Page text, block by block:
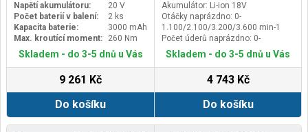
Napětí akumulátoru:
20 V
Počet baterií v balení:
2 ks
Kapacita baterie:
3000 mAh
Max. kroutící moment:
260 Nm
Skladem - do 3-5 dnů u Vás
9 261 Kč
Do košíku
Akumulátor: Li-ion 18V
Otáčky naprázdno: 0-
1.100/2.100/3.200/3.600 min-1
Počet úderů naprázdno: 0-
1.100/2.600/3.600/3.800 min-1
Max. utahovací moment: 180 Nm
Skladem - do 3-5 dnů u Vás
4 743 Kč
Do košíku